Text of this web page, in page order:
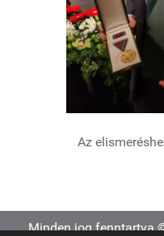
Az
Minden jog fenntartva